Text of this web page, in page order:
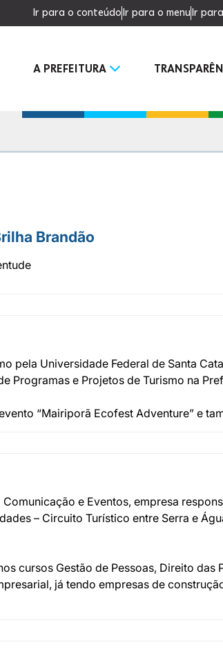
Ir para o conteúdoIr para o menuIr
A PREFEITURA
Brandão
pela Universidade Federal de Santa
Programas e Projetos de Turismo na
“Mairiporã Ecofest Adventure” e
e Eventos, empresa
– Circuito Turístico entre Serra e
cursos Gestão de Pessoas, Direito
já tendo empresas de